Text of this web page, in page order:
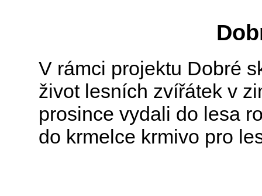
V rámci projektu Dobré
život lesních zvířátek v
prosince vydali do lesa
do krmelce krmivo pro